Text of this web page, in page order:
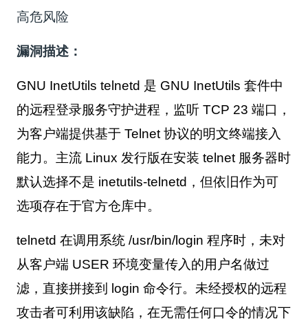
高危风险
漏洞描述：
GNU InetUtils telnetd 是 GNU InetUtils 套件中
的远程登录服务守护进程，监听 TCP 23 端口，
为客户端提供基于 Telnet 协议的明文终端接入
能力。主流 Linux 发行版在安装 telnet 服务器时
默认选择不是 inetutils-telnetd，但依旧作为可
选项存在于官方仓库中。
telnetd 在调用系统 /usr/bin/login 程序时，未对
从客户端 USER 环境变量传入的用户名做过
滤，直接拼接到 login 命令行。未经授权的远程
攻击者可利用该缺陷，在无需任何口令的情况下